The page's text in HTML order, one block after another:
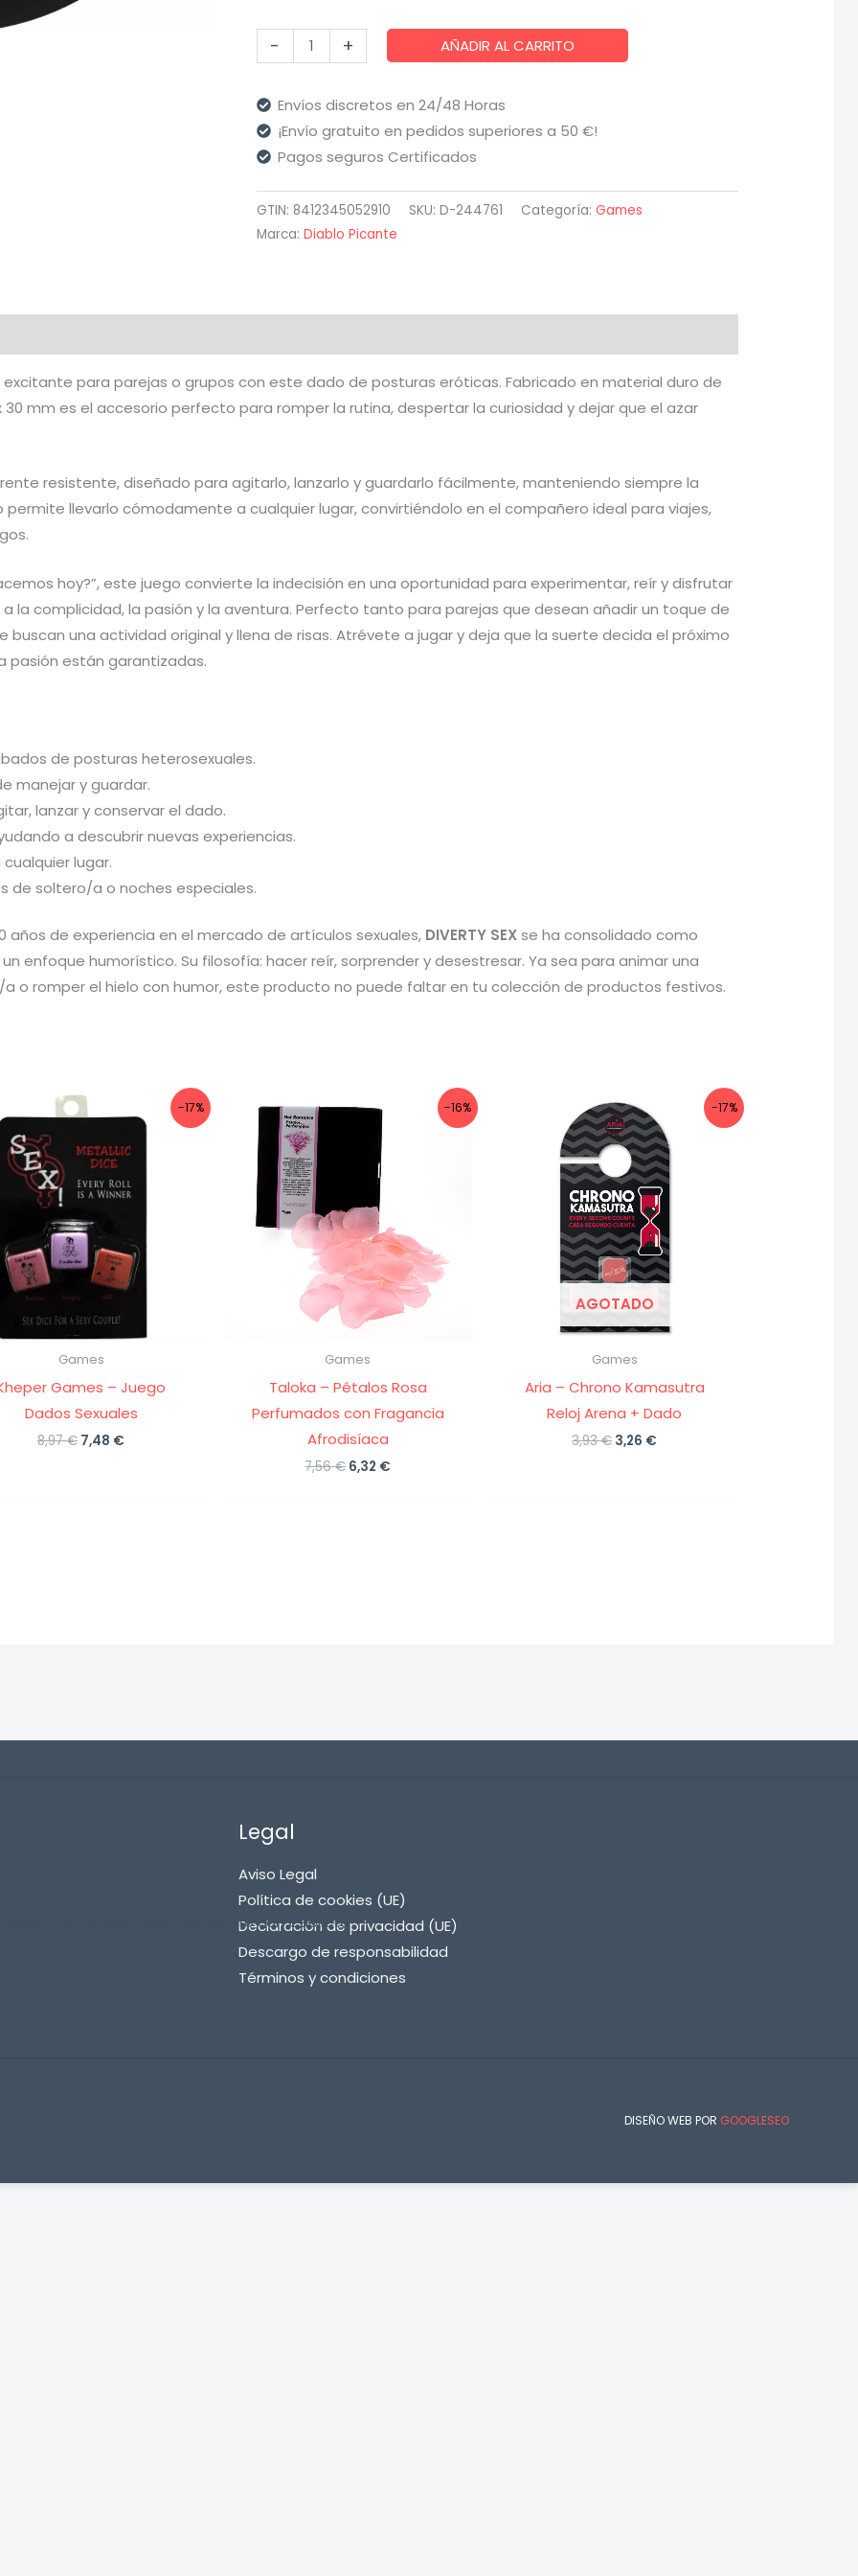
-
Diablo
Picante
Dado
Duro
Dorado
Posturas
Hetero
+ AÑADIR AL CARRITO
Envíos discretos en 24/48 Horas
¡Envío gratuito en pedidos superiores a 50 €!
Pagos seguros Certificados
GTIN: 8412345052910 SKU: D-244761 Categoría: Games
Marca: Diablo Picante
para parejas o grupos con este dado de posturas eróticas. Fabricado en material duro de
mm es el accesorio perfecto para romper la rutina, despertar la curiosidad y dejar que el azar
resistente, diseñado para agitarlo, lanzarlo y guardarlo fácilmente, manteniendo siempre la
llevarlo cómodamente a cualquier lugar, convirtiéndolo en el compañero ideal para viajes,
hoy?”, este juego convierte la indecisión en una oportunidad para experimentar, reír y disfrutar
la complicidad, la pasión y la aventura. Perfecto tanto para parejas que desean añadir un toque de
una actividad original y llena de risas. Atrévete a jugar y deja que la suerte decida el próximo
pasión están garantizadas.
de posturas heterosexuales.
manejar y guardar.
lanzar y conservar el dado.
a descubrir nuevas experiencias.
lugar.
de soltero/a o noches especiales.
años de experiencia en el mercado de artículos sexuales, DIVERTY SEXse ha consolidado como
enfoque humorístico. Su filosofía: hacer reír, sorprender y desestresar. Ya sea para animar una
o romper el hielo con humor, este producto no puede faltar en tu colección de productos festivos.
-17%
Games
Games – Juego
Dados Sexuales
8,97€ El
7,48 €
-16%
Games
Taloka – Pétalos Rosa
Perfumados con Fragancia
Afrodisíaca
7,56€ El
6,32 €
-17%
AGOTADO
Games
Aria – Chrono Kamasutra
Reloj Arena + Dado
3,93€ El
3,26 €
Legal
Aviso Legal
Política de cookies (UE)
Declaración de privacidad (UE)
Descargo de responsabilidad
Términos y condiciones
DISEÑO WEB POR GOOGLESEO
Dado Duro Dorado Posturas Hetero con Cubilete